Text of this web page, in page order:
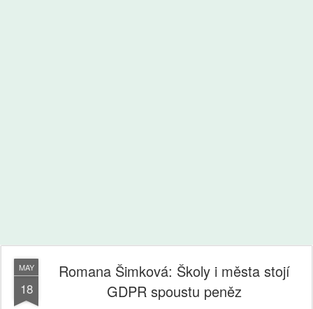
MAY
18
Romana Šimková: Školy i města stojí
GDPR spoustu peněz